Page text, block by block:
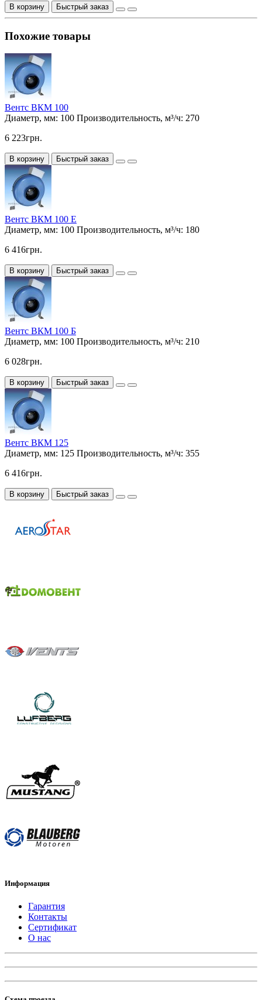
В корзину Быстрый заказ
Похожие товары
Вентс ВКМ 100
Диаметр, мм: 100 Производительность, м³/ч: 270
6 223грн.
В корзину Быстрый заказ
Вентс ВКМ 100 Е
Диаметр, мм: 100 Производительность, м³/ч: 180
6 416грн.
В корзину Быстрый заказ
Вентс ВКМ 100 Б
Диаметр, мм: 100 Производительность, м³/ч: 210
6 028грн.
В корзину Быстрый заказ
Вентс ВКМ 125
Диаметр, мм: 125 Производительность, м³/ч: 355
6 416грн.
В корзину Быстрый заказ
Информация
Гарантия
Контакты
Сертификат
О нас